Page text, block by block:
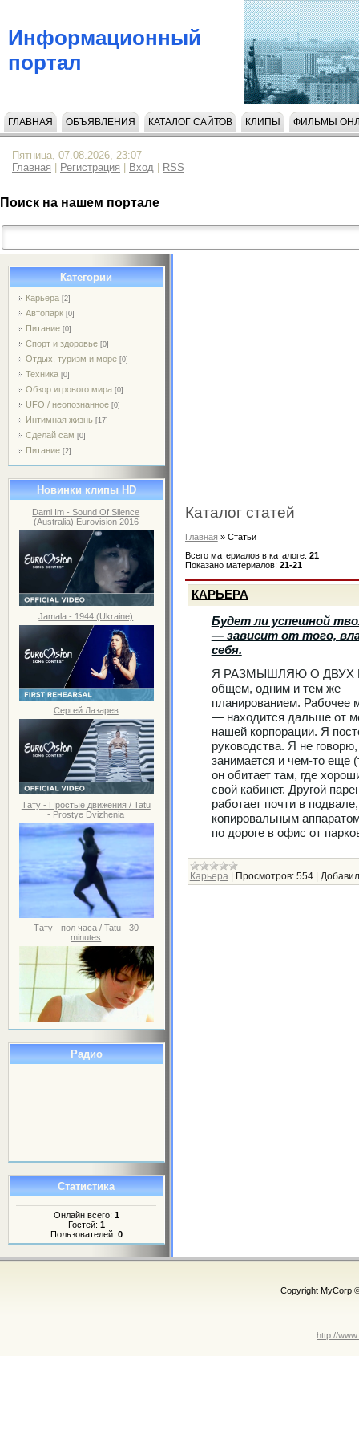
Информационный
портал
ГЛАВНАЯ ОБЪЯВЛЕНИЯ КАТАЛОГ САЙТОВ КЛИПЫ ФИЛЬМЫ
Пятница, 07.08.2026, 23:07
Главная
Регистрация Вход RSS
Поиск на нашем портале
Категории
Карьера [2]
Автопарк [0]
Питание [0]
Спорт и здоровье [0]
Отдых, туризм и море [0]
Техника [0]
Обзор игрового мира [0]
UFO / неопознанное [0]
Интимная жизнь [17]
Сделай сам [0]
Питание [2]
Новинки клипы HD
Dami Im - Sound Of Silence
(Australia) Eurovision 2016
Jamala - 1944 (Ukraine)
Сергей Лазарев
Тату - Простые движения / Tatu
- Prostye Dvizhenia
Тату - пол часа / Tatu - 30
minutes
Радио
Статистика
Онлайн всего: 1
Гостей: 1
Пользователей: 0
Каталог статей
Главная » Статьи
Всего материалов в каталоге: 21
Показано материалов: 21-21
КАРЬЕРА
Будет ли успешной
— зависит от того,
себя.
Я РАЗМЫШЛЯЮ О ДВУХ
общем, одним и тем же —
планированием. Рабочее
— находится дальше от
нашей корпорации. Я
руководства. Я не
занимается и чем-то еще
он обитает там, где
свой кабинет. Другой
работает почти в
копировальным
по дороге в офис от
Карьера| Просмотров: 554|
Copyright MyCorp
http://